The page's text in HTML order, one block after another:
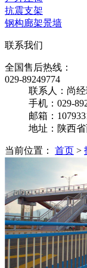
抗震支架
钢构廊架景墙
联系我们
全国售后热线：
029-89249774
联系人：尚经
手机：029-
邮箱：
地址：陕西
当前位置： 首页 >